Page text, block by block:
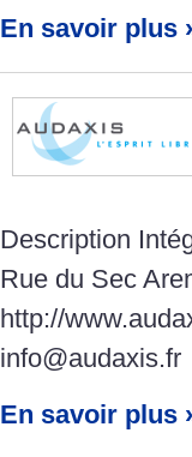
En savoir plus
Description
Rue du Sec
http://
info@audaxis.fr
En savoir plus